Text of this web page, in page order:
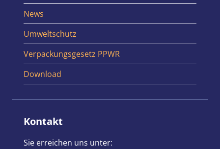
News
Umweltschutz
Verpackungsgesetz PPWR
Download
Kontakt
Sie erreichen uns unter: